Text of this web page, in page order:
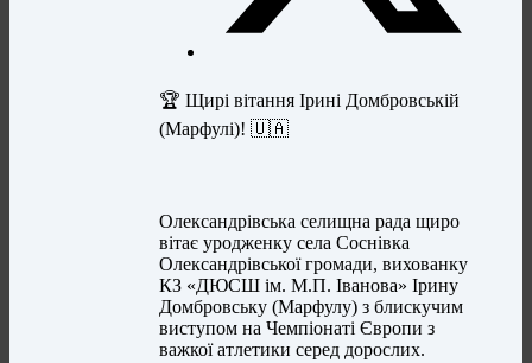
🏆 Щирі вітання Ірині Домбровській
(Марфулі)! 🇺🇦
Олександрівська селищна рада щиро
вітає уродженку села Соснівка
Олександрівської громади, вихованку
КЗ «ДЮСШ ім. М.П. Іванова» Ірину
Домбровську (Марфулу) з блискучим
виступом на Чемпіонаті Європи з
важкої атлетики серед дорослих.